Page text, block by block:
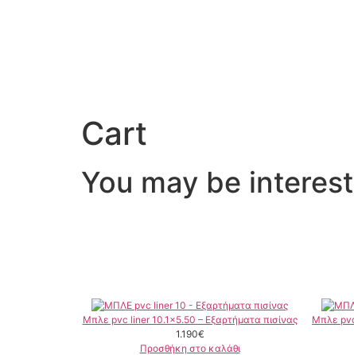
Cart
You may be
Μπλε pvc liner 10.1×5.50 – Εξαρτήματα πισίνας
1.190€
Προσθήκη στο καλάθι
Μπλε